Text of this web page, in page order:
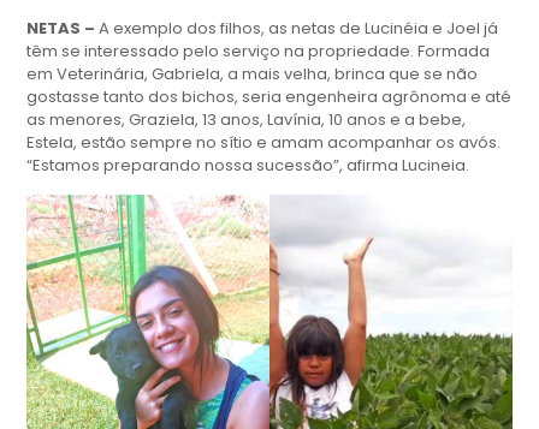
NETAS – A exemplo dos filhos, as netas de Lucinéia e Joel já
têm se interessado pelo serviço na propriedade. Formada
em Veterinária, Gabriela, a mais velha, brinca que se não
gostasse tanto dos bichos, seria engenheira agrônoma e até
as menores, Graziela, 13 anos, Lavínia, 10 anos e a bebe,
Estela, estão sempre no sítio e amam acompanhar os avós.
“Estamos preparando nossa sucessão”, afirma Lucineia.